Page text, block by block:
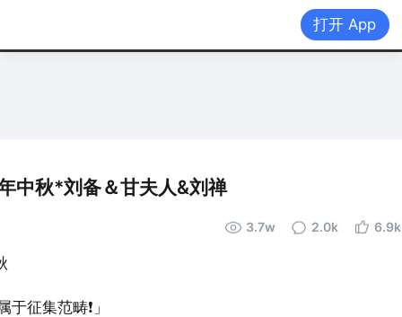
打开 App首页
中秋*刘备＆甘夫人&刘禅
3.7w 2.0k 6.9k
征集范畴❗」